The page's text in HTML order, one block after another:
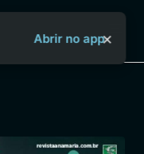
Bancah
Abrir no app×